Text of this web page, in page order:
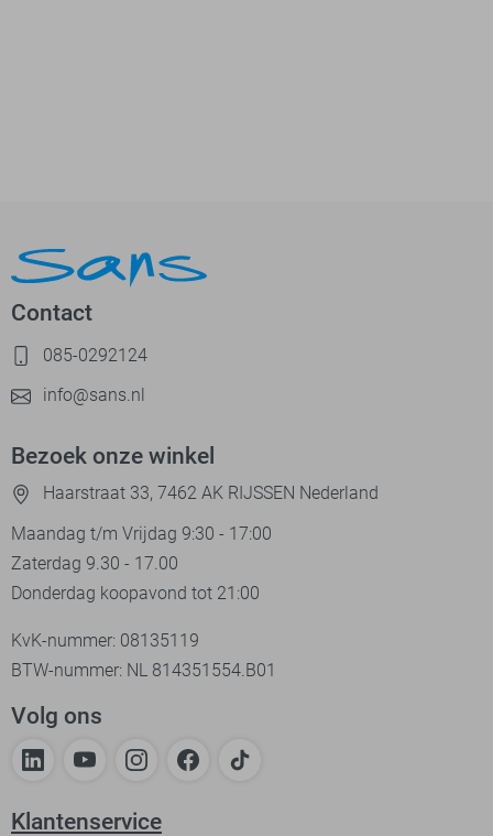
Contact
085-0292124
info@sans.nl
Bezoek onze winkel
Haarstraat 33, 7462 AK RIJSSEN Nederland
Maandag t/m Vrijdag 9:30 - 17:00
Zaterdag 9.30 - 17.00
Donderdag koopavond tot 21:00
KvK-nummer: 08135119
BTW-nummer: NL 814351554.B01
Volg ons
Klantenservice